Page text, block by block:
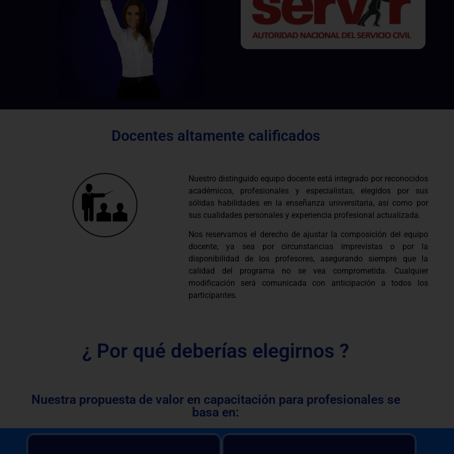
Docentes altamente calificados
Nuestro distinguido equipo docente está integrado por reconocidos
académicos, profesionales y especialistas, elegidos por sus
sólidas habilidades en la enseñanza universitaria, así como por
sus cualidades personales y experiencia profesional actualizada.
Nos reservamos el derecho de ajustar la composición del equipo
docente, ya sea por circunstancias imprevistas o por la
disponibilidad de los profesores, asegurando siempre que la
calidad del programa no se vea comprometida. Cualquier
modificación será comunicada con anticipación a todos los
participantes.
¿ Por qué deberías elegirnos ?
Nuestra propuesta de valor en capacitación para profesionales se
basa en: